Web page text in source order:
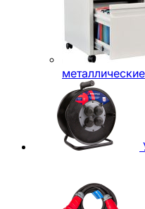
металлические